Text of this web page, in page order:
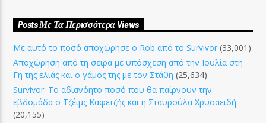
Posts Με Τα Περισσότερα Views
Με αυτό το ποσό αποχώρησε ο Rob από το Survivor (33,001)
Αποχώρηση από τη σειρά με υπόσχεση από την Ιουλία στη
Γη της ελιάς και ο γάμος της με τον Στάθη (25,634)
Survivor: Το αδιανόητο ποσό που θα παίρνουν την
εβδομάδα ο Τζέιμς Καφετζής και η Σταυρούλα Χρυσαειδή
(20,155)